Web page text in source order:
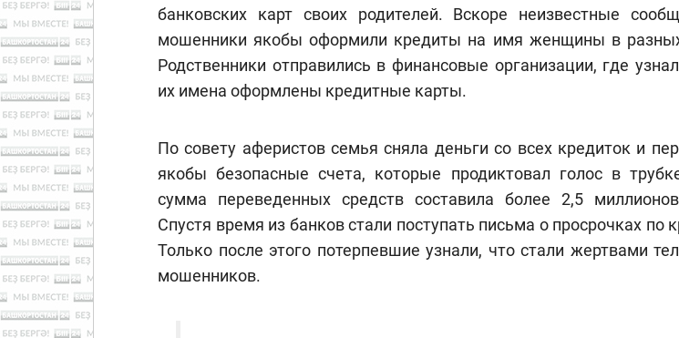
банковских карт своих родителей. Вскоре неизвестные
мошенники якобы оформили кредиты на имя женщины в
Родственники отправились в финансовые организации, где
их имена оформлены кредитные карты.
По совету аферистов семья сняла деньги со всех кредиток и
якобы безопасные счета, которые продиктовал голос в
сумма переведенных средств составила более 2,5
Спустя время из банков стали поступать письма о просрочках по
Только после этого потерпевшие узнали, что стали жертвами
мошенников.